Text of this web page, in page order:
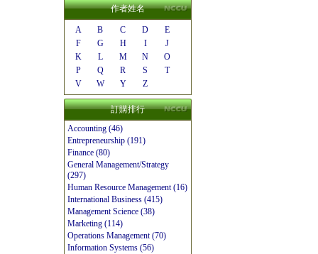
作者姓名
A B C D
E
F
G H I
J
K
L M N
O
P
Q R S
T
V
W Y Z
訂購排行
Accounting (46)
Entrepreneurship (191)
Finance (80)
General Management/Strategy
(297)
Human Resource Management (16)
International Business (415)
Management Science (38)
Marketing (114)
Operations Management (70)
Information Systems (56)